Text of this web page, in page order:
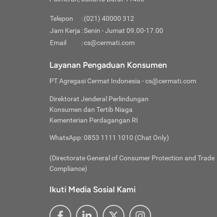
rendah
Jika
Kredit
Telepon :(021) 40000 312
Jam Kerja :Senin - Jumat 09.00-17.00
Email
:cs@cermati.com
Layanan Pengaduan Konsumen
PT Agregasi Cermat Indonesia - cs@cermati.com
Direktorat Jenderal Perlindungan
Konsumen dan Tertib Niaga
Kementerian Perdagangan RI
WhatsApp: 0853 1111 1010 (Chat Only)
(Directorate General of Consumer Protection and Trade
Compliance)
Ikuti Media Sosial Kami